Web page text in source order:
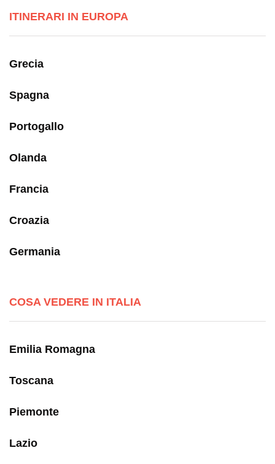
ITINERARI IN EUROPA
Grecia
Spagna
Portogallo
Olanda
Francia
Croazia
Germania
COSA VEDERE IN ITALIA
Emilia Romagna
Toscana
Piemonte
Lazio